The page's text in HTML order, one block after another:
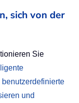
sich von der
Sie
benutzerdefinierte
und